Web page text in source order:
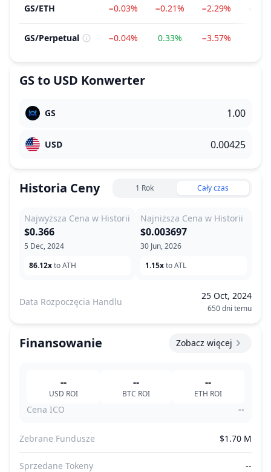
GS/ETH −0.03% −0.21% −2.29%
GS/Perpetual −0.04% 0.33% −3.57%
GSto USD Konwerter
GS
USD
Historia Ceny 1 Rok Cały czas
Najwyższa Cena w Historii
5 Dec, 2024
$0.366
86.12xto ATH
Najniższa Cena w Historii
30 Jun, 2026
$0.003697
1.15xto ATL
Data Rozpoczęcia Handlu
25 Oct, 2024
650 dni temu
Finansowanie Zobacz więcej
--
USD ROI
--
BTC ROI
--
ETH ROI
Cena ICO --
Zebrane Fundusze $1.70 M
Sprzedane Tokeny --